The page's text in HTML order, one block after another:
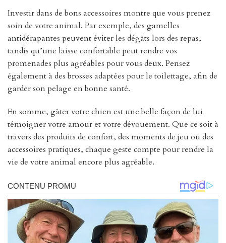
Investir dans de bons accessoires montre que vous prenez
soin de votre animal. Par exemple, des gamelles
antidérapantes peuvent éviter les dégâts lors des repas,
tandis qu’une laisse confortable peut rendre vos
promenades plus agréables pour vous deux. Pensez
également à des brosses adaptées pour le toilettage, afin de
garder son pelage en bonne santé.
En somme, gâter votre chien est une belle façon de lui
témoigner votre amour et votre dévouement. Que ce soit à
travers des produits de confort, des moments de jeu ou des
accessoires pratiques, chaque geste compte pour rendre la
vie de votre animal encore plus agréable.